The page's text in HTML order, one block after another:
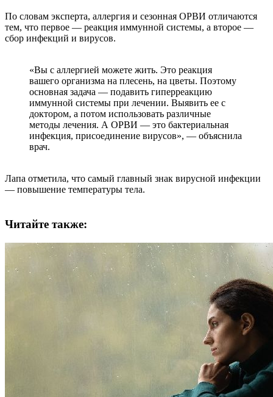
По словам эксперта, аллергия и сезонная ОРВИ отличаются
тем, что первое — реакция иммунной системы, а второе —
сбор инфекций и вирусов.
«Вы с аллергией можете жить. Это реакция
вашего организма на плесень, на цветы. Поэтому
основная задача — подавить гиперреакцию
иммунной системы при лечении. Выявить ее с
доктором, а потом использовать различные
методы лечения. А ОРВИ — это бактериальная
инфекция, присоединение вирусов», — объяснила
врач.
Лапа отметила, что самый главный знак вирусной инфекции
— повышение температуры тела.
Читайте также: